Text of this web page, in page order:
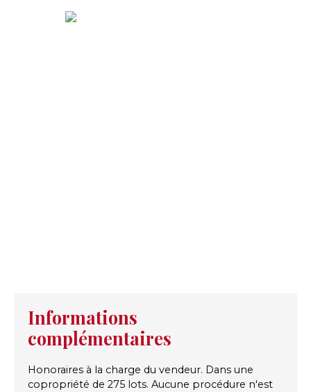
Informations
complémentaires
Honoraires à la charge du vendeur. Dans une
copropriété de 275 lots. Aucune procédure n'est